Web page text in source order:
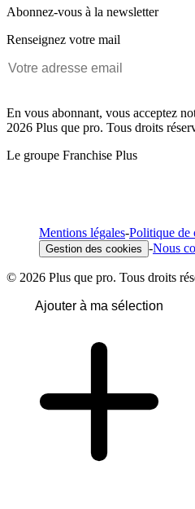
Abonnez-vous à la newsletter
Renseignez votre mail
En vous abonnant, vous acceptez
2026 Plus que pro. Tous droits
Le groupe Franchise Plus
Mentions légales-Politique de
Gestion des cookies -Nous
© 2026 Plus que pro. Tous droits
Ajouter à ma sélection